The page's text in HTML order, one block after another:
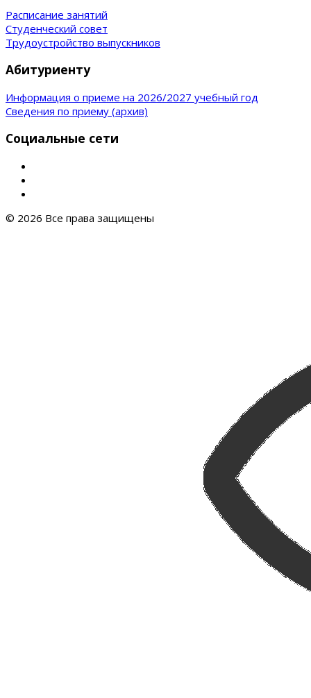
Расписание занятий
Студенческий совет
Трудоустройство выпускников
Абитуриенту
Информация о приеме на 2026/2027 учебный год
Сведения по приему (архив)
Социальные сети
© 2026 Все права защищены